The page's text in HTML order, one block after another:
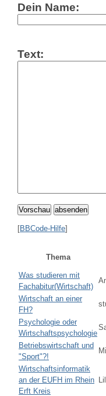
Dein Name:
Text:
Vorschau absenden
[BBCode-Hilfe]
Thema
Was studieren mit
Fachabitur(Wirtschaft)
Wirtschaft an einer
FH?
Psychologie oder
Wirtschaftspsychologie
Betriebswirtschaft und
"Sport"?!
Wirtschaftsinformatik
an der EUFH im Rhein
Erft Kreis